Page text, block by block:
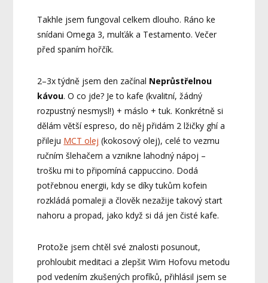
Takhle jsem fungoval celkem dlouho. Ráno ke
snídani Omega 3, mulťák a Testamento. Večer
před spaním hořčík.
2–3x týdně jsem den začínal Neprůstřelnou
kávou. O co jde? Je to kafe (kvalitní, žádný
rozpustný nesmysl!) + máslo + tuk. Konkrétně si
dělám větší espreso, do něj přidám 2 lžičky ghí a
přileju MCT olej (kokosový olej), celé to vezmu
ručním šlehačem a vznikne lahodný nápoj –
trošku mi to připomíná cappuccino. Dodá
potřebnou energii, kdy se díky tukům kofein
rozkládá pomaleji a člověk nezažije takový start
nahoru a propad, jako když si dá jen čisté kafe.
Protože jsem chtěl své znalosti posunout,
prohloubit meditaci a zlepšit Wim Hofovu metodu
pod vedením zkušených profíků, přihlásil jsem se